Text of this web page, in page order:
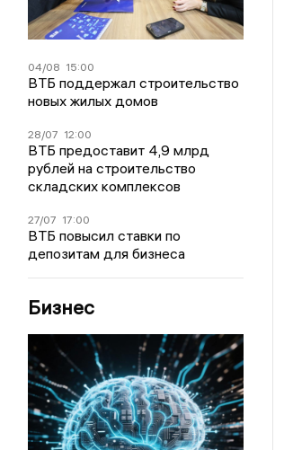
04/08 15:00
ВТБ поддержал строительство
новых жилых домов
28/07 12:00
ВТБ предоставит 4,9 млрд
рублей на строительство
складских комплексов
27/07 17:00
ВТБ повысил ставки по
депозитам для бизнеса
Бизнес